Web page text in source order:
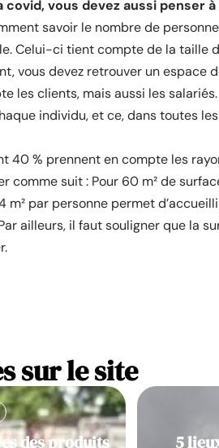
vous devez aussi penser
savoir le nombre de
Celui-ci tient compte de la taille
vous devez retrouver un espace
les clients, mais aussi les
individu, et ce, dans toutes
40 % prennent en compte les
comme suit : Pour 60 m² de
m² par personne permet
ailleurs, il faut souligner que la
sur le site
des produits 5